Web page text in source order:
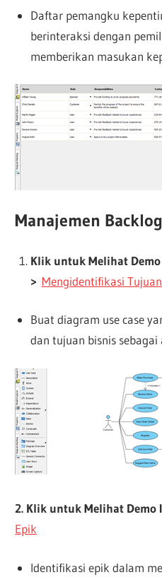
Daftar pemangku
berinteraksi dengan
memberikan masukan
Manajemen
Klik untuk Melihat
> Mengidentifikasi
Buat diagram use case
dan tujuan bisnis sebagai
2. Klik untuk Melihat Demo
Epik
Identifikasi epik dalam